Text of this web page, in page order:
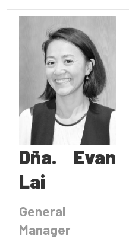
Dña. Evan
Lai
General
Manager